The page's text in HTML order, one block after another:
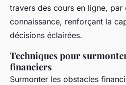
travers des cours en ligne,
connaissance, renforçant la
décisions éclairées.
Techniques pour
financiers
Surmonter les obstacles